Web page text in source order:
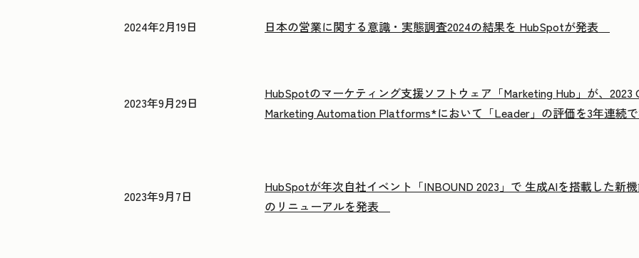
2024年2月19日 日本の営業に関する意識・実態調査2024の結果を HubSpotが発表
2023年9月29日
HubSpotのマーケティング支援ソフトウェア「Marketing Hub」が、
Marketing Automation Platforms*において「Leader」の評価を3年連
2023年9月7日
HubSpotが年次自社イベント「INBOUND 2023」で 生成AIを搭載した新
のリニューアルを発表